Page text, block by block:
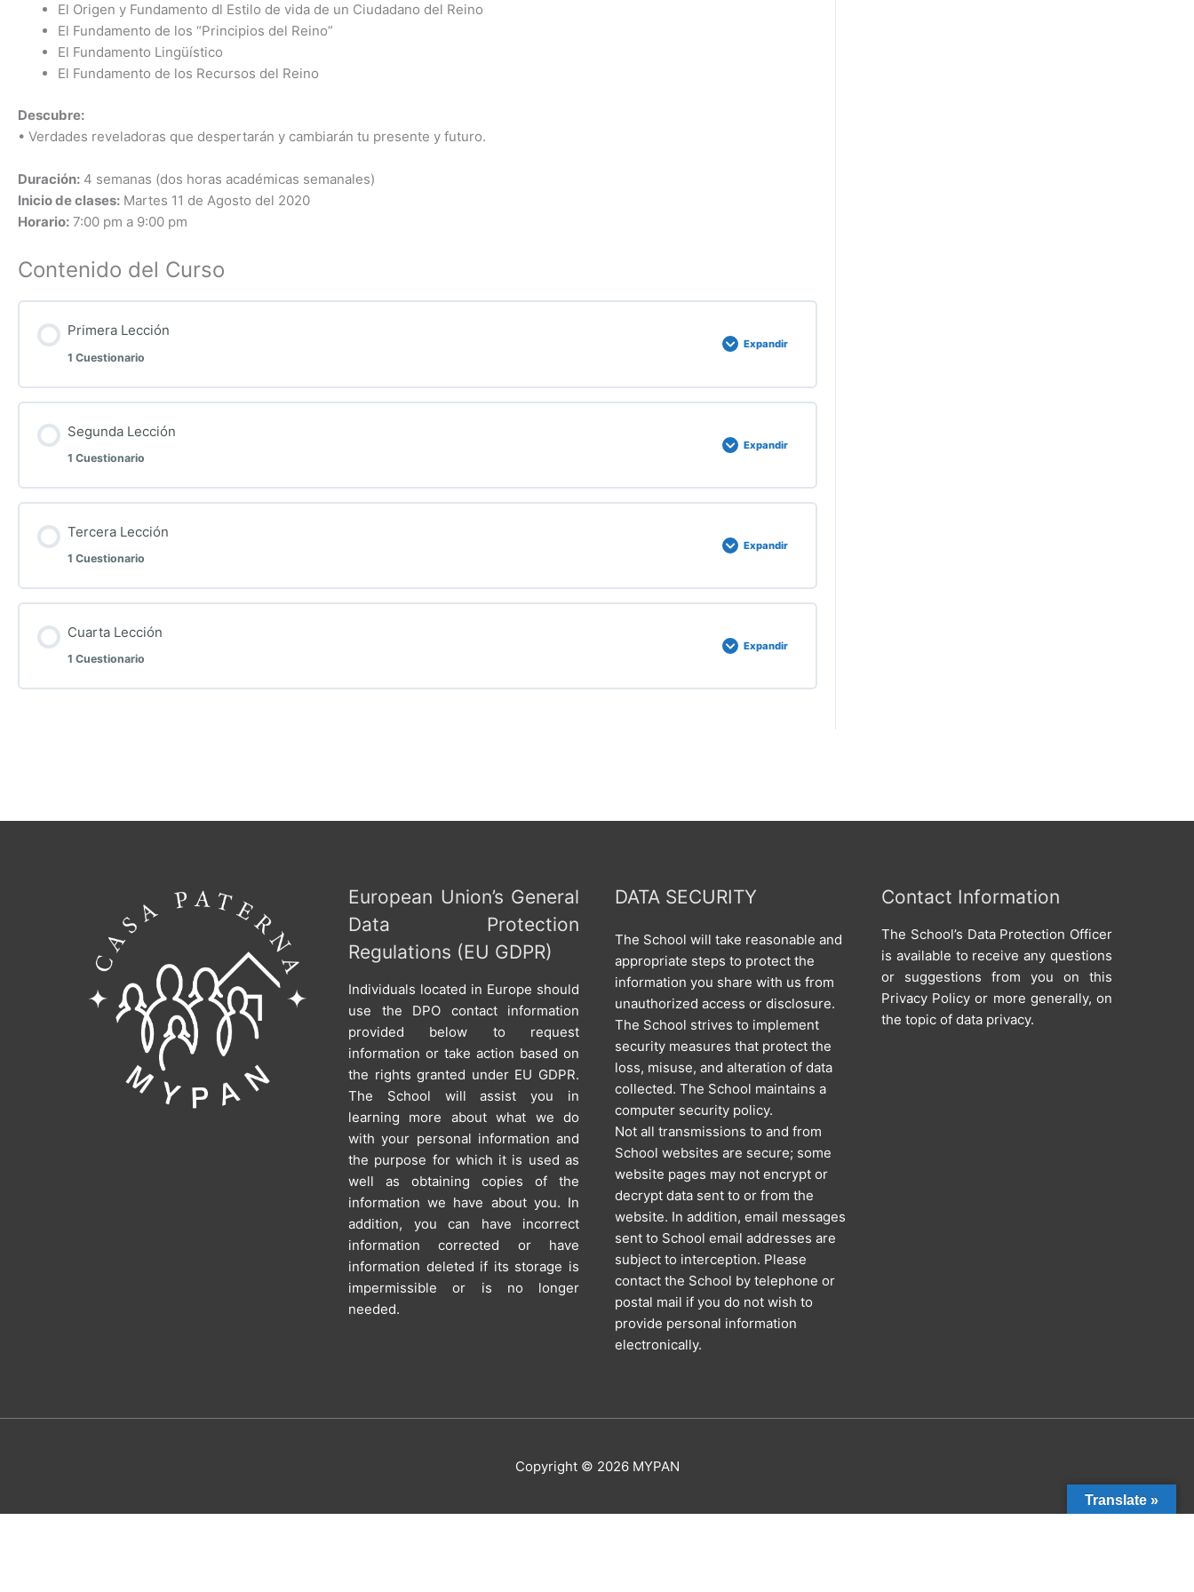
El Origen y Fundamento dl Estilo de vida de un Ciudadano del Reino
El Fundamento de los “Principios del Reino”
El Fundamento Lingüístico
El Fundamento de los Recursos del Reino
Descubre:
• Verdades reveladoras que despertarán y cambiarán tu presente y futuro.
Duración: 4 semanas (dos horas académicas semanales)
Inicio de clases: Martes 11 de Agosto del 2020
Horario: 7:00 pm a 9:00 pm
Contenido del Curso
Primera Lección
1 Cuestionario
Expandir
Segunda Lección
1 Cuestionario
Expandir
Tercera Lección
1 Cuestionario
Expandir
Cuarta Lección
1 Cuestionario
Expandir
European Union’s General
Data Protection
Regulations (EU GDPR)
Individuals located in Europe should
use the DPO contact information
provided below to request
information or take action based on
the rights granted under EU GDPR.
The School will assist you in
learning more about what we do
with your personal information and
the purpose for which it is used as
well as obtaining copies of the
information we have about you. In
addition, you can have incorrect
information corrected or have
information deleted if its storage is
impermissible or is no longer
needed.
DATA SECURITY
The School will take reasonable and
appropriate steps to protect the
information you share with us from
unauthorized access or disclosure.
The School strives to implement
security measures that protect the
loss, misuse, and alteration of data
collected. The School maintains a
computer security policy.
Not all transmissions to and from
School websites are secure; some
website pages may not encrypt or
decrypt data sent to or from the
website. In addition, email messages
sent to School email addresses are
subject to interception. Please
contact the School by telephone or
postal mail if you do not wish to
provide personal information
electronically.
Contact Information
The School’s Data Protection Officer
is available to receive any questions
or suggestions from you on this
Privacy Policy or more generally, on
the topic of data privacy.
Copyright © 2026 MYPAN
Translate »